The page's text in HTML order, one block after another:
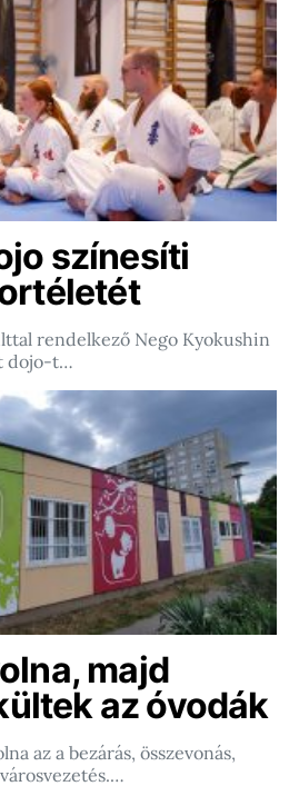
színesíti
rendelkező Nego Kyokushin
dojo-t…
majd
az óvodák
az a bezárás, összevonás,